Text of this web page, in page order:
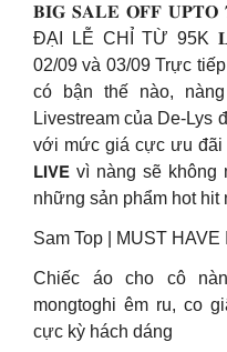
𝐁𝐈𝐆 𝐒𝐀𝐋𝐄 𝐎𝐅𝐅 𝐔𝐏𝐓𝐎
ĐẠI LỄ CHỈ TỪ 95K
02/09 và 03/09 Trực
có bận thế nào,
Livestream của De-Lys
với mức giá cực ưu đãi
𝗟𝗜𝗩𝗘 vì nàng sẽ
những sản phẩm hot hit
Sam Top | MUST HAVE
Chiếc áo cho cô
mongtoghi êm ru, co
cực kỳ hách dáng